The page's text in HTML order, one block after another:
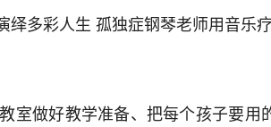
多彩人生 孤独症钢琴老师用音乐
室做好教学准备、把每个孩子要用